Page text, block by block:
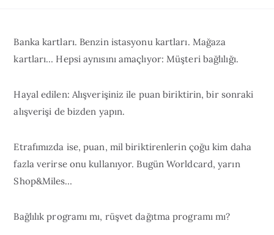
Banka kartları. Benzin istasyonu kartları. Mağaza
kartları… Hepsi aynısını amaçlıyor: Müşteri bağlılığı.
Hayal edilen: Alışverişiniz ile puan biriktirin, bir sonraki
alışverişi de bizden yapın.
Etrafımızda ise, puan, mil biriktirenlerin çoğu kim daha
fazla verirse onu kullanıyor. Bugün Worldcard, yarın
Shop&Miles…
Bağlılık programı mı, rüşvet dağıtma programı mı?